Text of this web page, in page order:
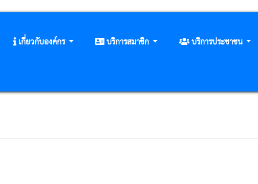
เกี่ยวกับองค์กร บริการสมาชิก บริการประชาชน